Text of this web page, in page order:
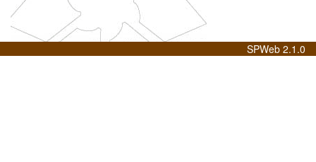
SPWeb 2.1.0